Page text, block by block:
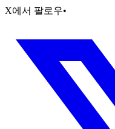
X에서 팔로우•